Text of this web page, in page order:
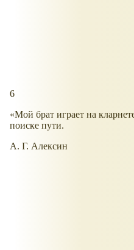
6
«Мой брат играет на
поиске пути.
А. Г. Алексин